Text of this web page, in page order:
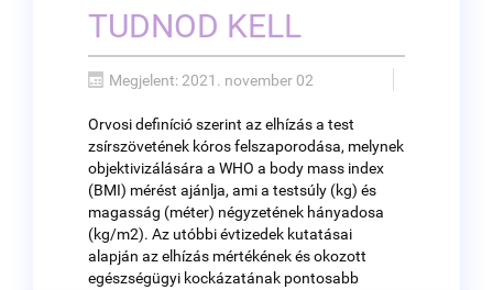
TUDNOD KELL
Megjelent: 2021. november 02
Orvosi definíció szerint az elhízás a test
zsírszövetének kóros felszaporodása, melynek
objektivizálására a WHO a body mass index
(BMI) mérést ajánlja, ami a testsúly (kg) és
magasság (méter) négyzetének hányadosa
(kg/m2). Az utóbbi évtizedek kutatásai
alapján az elhízás mértékének és okozott
egészségügyi kockázatának pontosabb